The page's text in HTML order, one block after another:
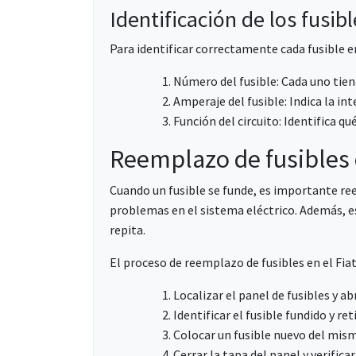
Identificación de los
Para identificar correctamente cada fusible
Número del fusible: Cada uno
Amperaje del fusible: Indica la
Función del circuito: Identifica
Reemplazo de
Cuando un fusible se funde, es importante
problemas en el sistema eléctrico. Además,
repita.
El proceso de reemplazo de fusibles en el
Localizar el panel de fusibles y
Identificar el fusible fundido y
Colocar un fusible nuevo del